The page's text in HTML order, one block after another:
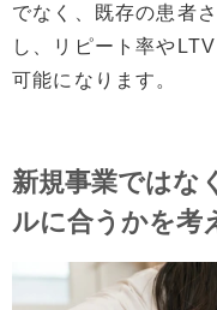
でなく、既存の患者
し、リピート率や
可能になります。
新規事業ではな
ルに合うかを考